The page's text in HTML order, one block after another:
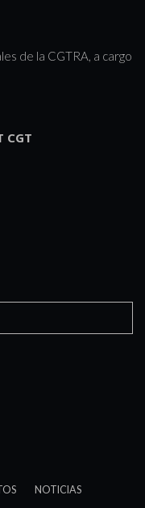
de la CGTRA, a cargo
CGT
NOTICIAS